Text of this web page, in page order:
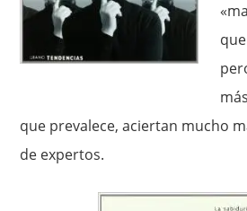
que prevalece, aciertan mucho
de expertos.